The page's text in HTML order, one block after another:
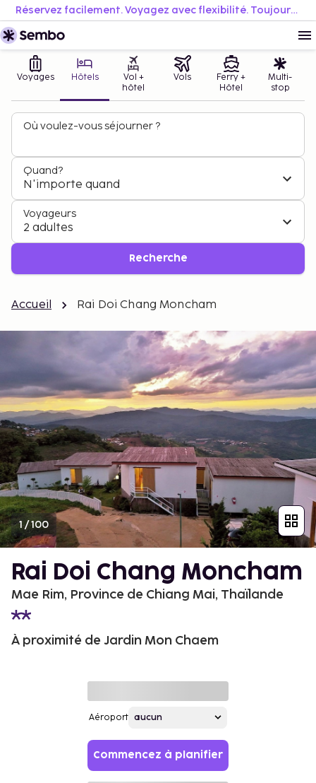
Réservez facilement. Voyagez avec flexibilité. Toujours au meilleur prix.
Voyages Hôtels
Vol +
hôtel
Vols
Ferry +
Hôtel
Multi-
stop
Où voulez-vous séjourner ?
Quand?
N'importe quand
Voyageurs
2 adultes
Recherche
Accueil Rai Doi Chang Moncham
1/100
Rai Doi Chang Moncham
Mae Rim, Province de Chiang Mai, Thaïlande
À proximité de Jardin Mon Chaem
Aéroport
Commencez à planifier